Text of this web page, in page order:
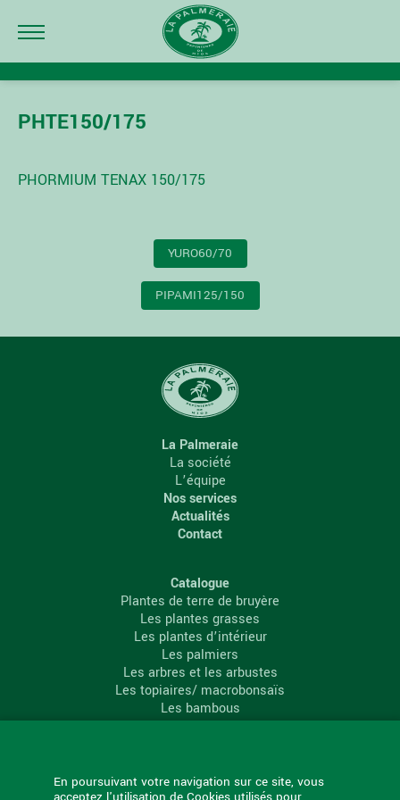
En poursuivant votre navigation sur ce site, vous
PHTE150/175
PHORMIUM TENAX 150/175
YURO60/70
PIPAMI125/150
La Palmeraie
La société
L’équipe
Nos services
Actualités
Contact
Catalogue
Plantes de terre de bruyère
Les plantes grasses
Les plantes d’intérieur
Les palmiers
Les arbres et les arbustes
Les topiaires/ macrobonsaïs
Les bambous
Les conifères
La Palmeraie